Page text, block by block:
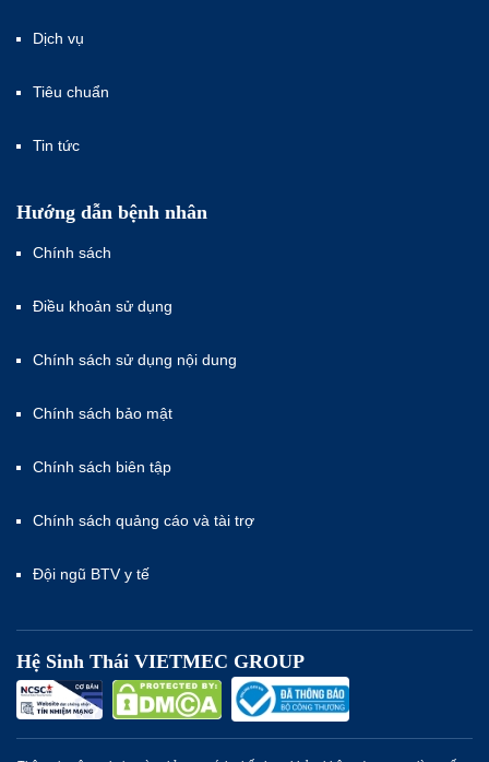
Dịch vụ
Tiêu chuẩn
Tin tức
Hướng dẫn bệnh nhân
Chính sách
Điều khoản sử dụng
Chính sách sử dụng nội dung
Chính sách bảo mật
Chính sách biên tập
Chính sách quảng cáo và tài trợ
Đội ngũ BTV y tế
Hệ Sinh Thái VIETMEC GROUP